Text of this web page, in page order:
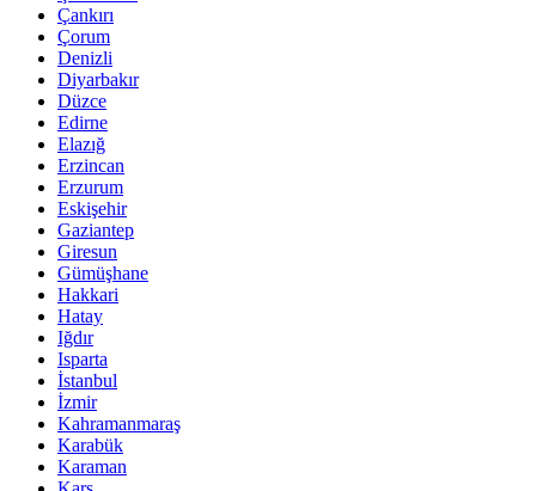
Çankırı
Çorum
Denizli
Diyarbakır
Düzce
Edirne
Elazığ
Erzincan
Erzurum
Eskişehir
Gaziantep
Giresun
Gümüşhane
Hakkari
Hatay
Iğdır
Isparta
İstanbul
İzmir
Kahramanmaraş
Karabük
Karaman